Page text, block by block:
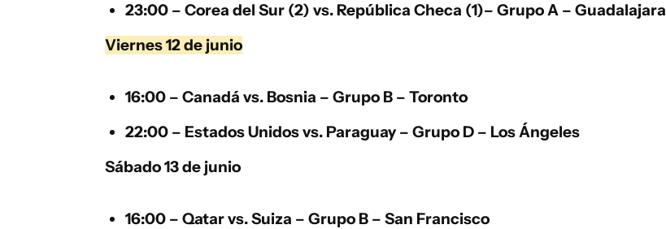
23:00 – Corea del Sur (2) vs. República Checa (1)– Grupo A – Guadalajara
Viernes 12 de junio
16:00 – Canadá vs. Bosnia – Grupo B – Toronto
22:00 – Estados Unidosvs. Paraguay– Grupo D – Los Ángeles
Sábado 13 de junio
16:00 – Qatarvs.Suiza – Grupo B – San Francisco